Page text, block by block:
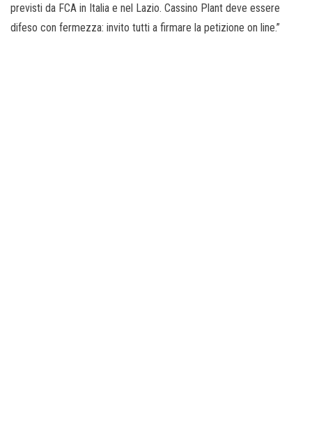
previsti da FCA in Italia e nel Lazio. Cassino Plant deve essere
difeso con fermezza: invito tutti a firmare la petizione on line.”